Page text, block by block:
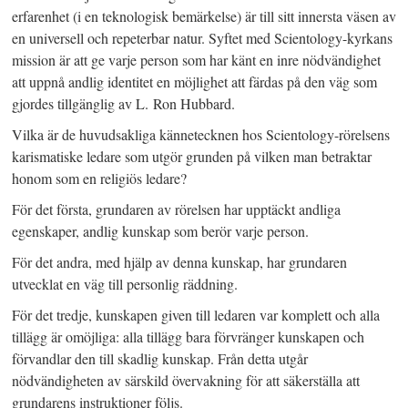
erfarenhet (i en teknologisk bemärkelse) är till sitt innersta väsen av
en universell och repeterbar natur. Syftet med Scientology-kyrkans
mission är att ge varje person som har känt en inre nödvändighet
att uppnå andlig identitet en möjlighet att färdas på den väg som
gjordes tillgänglig av L. Ron Hubbard.
Vilka är de huvudsakliga kännetecknen hos Scientology-rörelsens
karismatiske ledare som utgör grunden på vilken man betraktar
honom som en religiös ledare?
För det första, grundaren av rörelsen har upptäckt andliga
egenskaper, andlig kunskap som berör varje person.
För det andra, med hjälp av denna kunskap, har grundaren
utvecklat en väg till personlig räddning.
För det tredje, kunskapen given till ledaren var komplett och alla
tillägg är omöjliga: alla tillägg bara förvränger kunskapen och
förvandlar den till skadlig kunskap. Från detta utgår
nödvändigheten av särskild övervakning för att säkerställa att
grundarens instruktioner följs.